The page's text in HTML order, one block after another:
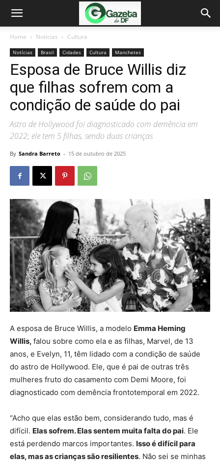
Home Notícias Cultura
Notícias Brasil Cidades Cultura Manchetes
Esposa de Bruce Willis diz
que filhas sofrem com a
condição de saúde do pai
Astro de Hollywood foi diagnosticado com demência em
2022; ele tem 5 filhas, sendo duas crianças
By Sandra Barreto - 15 de outubro de 2025
A esposa de Bruce Willis, a modelo Emma Heming
Willis, falou sobre como ela e as filhas, Marvel, de 13
anos, e Evelyn, 11, têm lidado com a condição de saúde
do astro de Hollywood. Ele, que é pai de outras três
mulheres fruto do casamento com Demi Moore, foi
diagnosticado com demência frontotemporal em 2022.
“Acho que elas estão bem, considerando tudo, mas é
difícil. Elas sofrem. Elas sentem muita falta do pai. Ele
está perdendo marcos importantes. Isso é difícil para
elas, mas as crianças são resilientes. Não sei se minhas